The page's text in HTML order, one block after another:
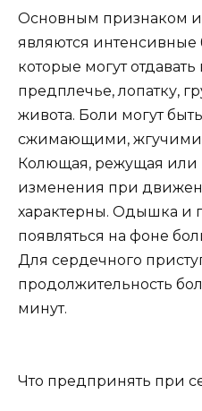
Основным признаком
являются интенсивные
которые могут
предплечье, лопатку,
живота. Боли могут
сжимающими,
Колющая, режущая или
изменения при
характерны. Одышка и
появляться на фоне
Для сердечного
продолжительность
минут.
Что предпринять при